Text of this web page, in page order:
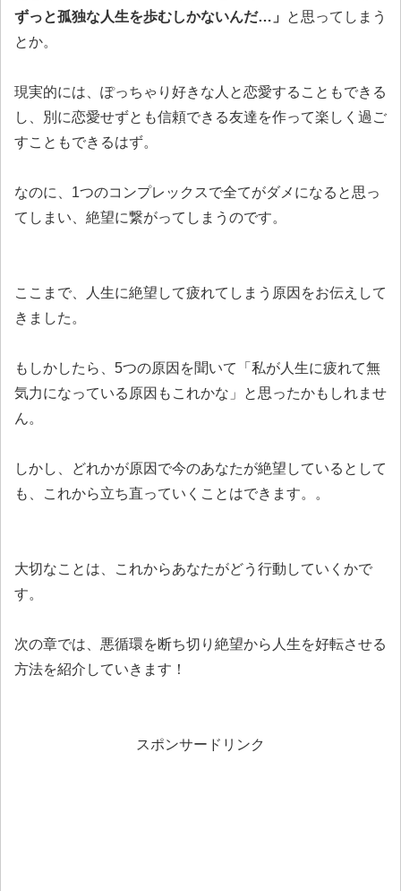
ずっと孤独な人生を歩むしかないんだ…」
と思ってしまう
とか。
現実的には、ぽっちゃり好きな人と恋愛することもできる
し、別に恋愛せずとも信頼できる友達を作って楽しく過ご
すこともできるはず。
なのに、1つのコンプレックスで全てがダメになると思っ
てしまい、絶望に繋がってしまうのです。
ここまで、人生に絶望して疲れてしまう原因をお伝えして
きました。
もしかしたら、5つの原因を聞いて「私が人生に疲れて無
気力になっている原因もこれかな」と思ったかもしれませ
ん。
しかし、どれかが原因で今のあなたが絶望しているとして
も、これから立ち直っていくことはできます。。
大切なことは、これからあなたがどう行動していくかで
す。
次の章では、悪循環を断ち切り絶望から人生を好転させる
方法を紹介していきます！
スポンサードリンク